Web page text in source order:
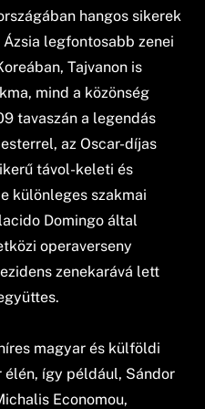
hangos sikerek
legfontosabb zenei
Tajvanon is
mind a közönség
tavaszán a legendás
az Oscar-díjas
távol-keleti és
különleges szakmai
Domingo által
operaverseny
zenekarává lett
magyar és külföldi
így például, Sándor
Economou,